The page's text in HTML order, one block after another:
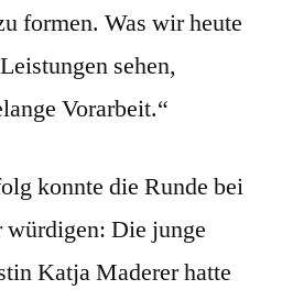
formen. Was wir heute
sehen,
Vorarbeit.“
konnte die Runde bei
Die junge
Katja Maderer hatte